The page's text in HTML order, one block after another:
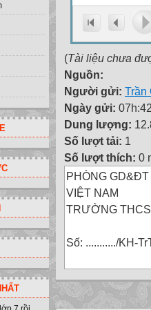
(Tài liệu chưa
Nguồn:
Người gửi: Trần
Ngày gửi:
Dung lượng:
Số lượt tải: 1
Số lượt thích: 0
PHÒNG
VIỆT NAM
TRƯỜNG
Số: .........../KH-
KẾ HOẠCH